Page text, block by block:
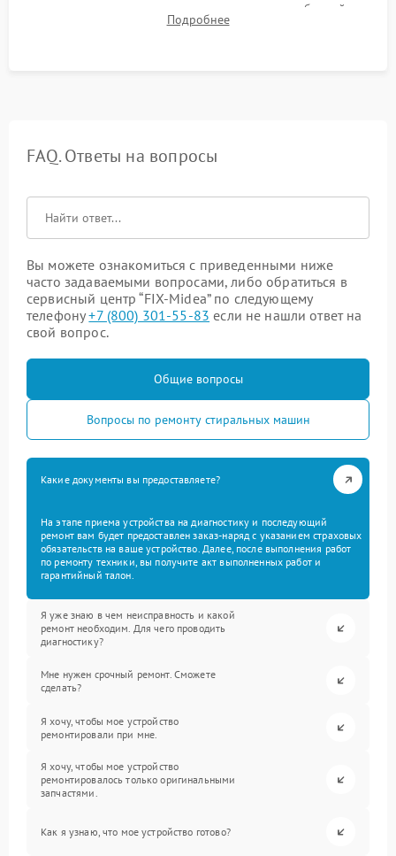
корректности слива, отсутствия излишних вибраций,
посторонних стуков и протечек под корпусом.
Подробнее
FAQ. Ответы на вопросы
Вы можете ознакомиться с приведенными ниже
часто задаваемыми вопросами, либо обратиться в
сервисный центр “FIX-Midea” по следующему
телефону+7 (800) 301-55-83 если не нашли ответ на
свой вопрос.
Общие вопросы
Вопросы по ремонту стиральных машин
Какие документы вы предоставляете?
На этапе приема устройства на диагностику и последующий
ремонт вам будет предоставлен заказ-наряд с указанием страховых
обязательств на ваше устройство. Далее, после выполнения работ
по ремонту техники, вы получите акт выполненных работ и
гарантийный талон.
Я уже знаю в чем неисправность и какой
ремонт необходим. Для чего проводить
диагностику?
Мне нужен срочный ремонт. Сможете
сделать?
Я хочу, чтобы мое устройство
ремонтировали при мне.
Я хочу, чтобы мое устройство
ремонтировалось только оригинальными
запчастями.
Как я узнаю, что мое устройство готово?